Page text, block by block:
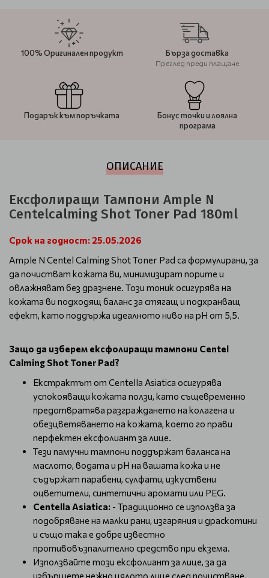
100% Оригинален продукт Бърза доставка
Преглед преди плащане
Подарък към поръчката
Бонус точки и лоялна
програма
ОПИСАНИЕ
Ексфолиращи Тампони Ample N
Centelcalming Shot Toner Pad 180ml
Срок на годност: 25.05.2026
Ample N Centel Calming Shot Toner Pad са формулирани, за
да почистват кожата ви, минимизират порите и
овлажняват без дразнене. Този тоник осигурява на
кожата ви подходящ баланс за стягащ и подхранващ
ефект, като поддържа идеалното ниво на рН от 5,5.
Защо да изберем ексфолиращи тампони Centel
Calming Shot Toner Pad?
Екстрактът от Centella Asiatica осигурява
успокояващи кожата ползи, като същевременно
предотвратява разграждането на колагена и
обезцветяването на кожата, което го прави
перфектен ексфолиант за лице.
Тези памучни тампони поддържат баланса на
маслото, водата и рН на вашата кожа и не
съдържат парабени, сулфати, изкуствени
оцветители, синтетични аромати или PEG.
Centella Asiatica: - Традиционно се използва за
подобряване на малки рани, изгаряния и драскотини
и също така е добре известно
противовъзпалително средство при екзема.
Използвайте този ексфолиант за лице, за да
избършете нежно цялото лице след почистване,